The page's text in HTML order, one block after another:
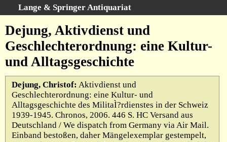
Lange & Springer Antiquariat
Startseite
Kategorien
Schlagwörter
Gesamtbestand
Warenkorb
Ankauf
Dejung, Aktivdienst und
Geschlechterordnung: eine Kultur-
und Alltagsgeschichte
Dejung, Christof: Aktivdienst und
Geschlechterordnung: eine Kultur- und
Alltagsgeschichte des MilitaÌ?rdienstes in der Schweiz
1939-1945. Chronos, 2006. 446 S. HC Versand aus
Deutschland / We dispatch from Germany via Air Mail.
Einband bestoßen, daher Mängelexemplar gestempelt,